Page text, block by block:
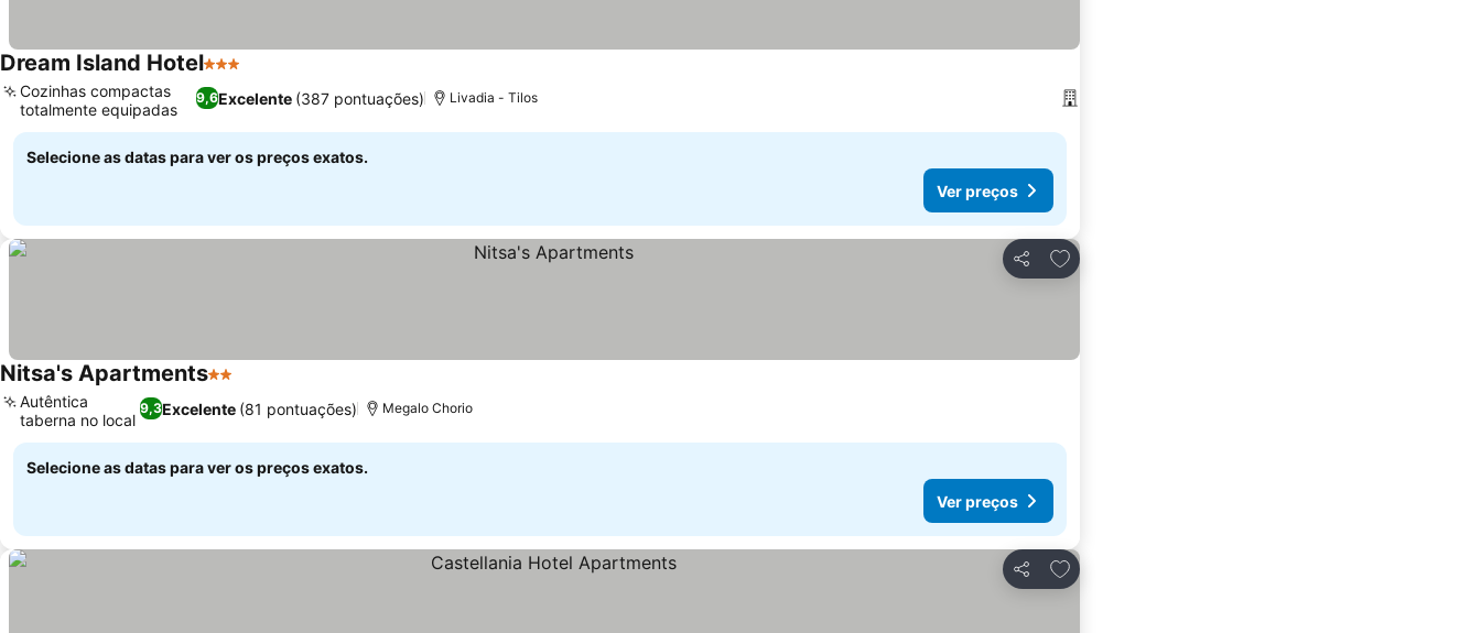
Dream Island Hotel3 Estrelas
9,6Excelente (387 pontuações)
Cozinhas compactas
totalmente equipadas
Livadia - Tilos
Selecione as datas para ver os preços exatos.
Ver preços
Partilhar
Adicionar aos favoritos
Nitsa's Apartments2 Estrelas
9,3Excelente (81 pontuações)
Autêntica
taberna no local
Megalo Chorio
Selecione as datas para ver os preços exatos.
Ver preços
Partilhar
Adicionar aos favoritos